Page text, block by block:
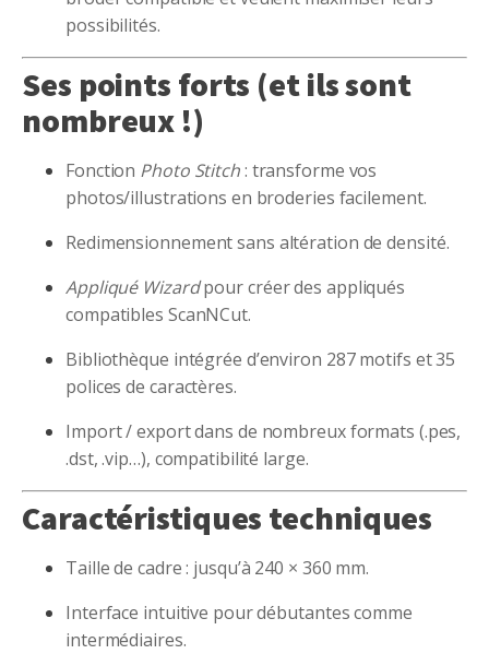
possibilités.
Ses points forts (et ils sont
nombreux !)
Fonction Photo Stitch: transforme vos
photos/illustrations en broderies facilement.
Redimensionnement sans altération de densité.
Appliqué Wizardpour créer des appliqués
compatibles ScanNCut.
Bibliothèque intégrée d’environ 287 motifs et 35
polices de caractères.
Import / export dans de nombreux formats (.pes,
.dst, .vip…), compatibilité large.
Caractéristiques techniques
Taille de cadre : jusqu’à 240 × 360 mm.
Interface intuitive pour débutantes comme
intermédiaires.